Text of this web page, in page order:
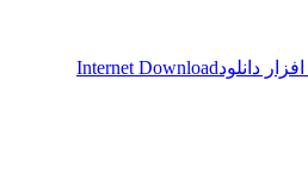
Internet Download